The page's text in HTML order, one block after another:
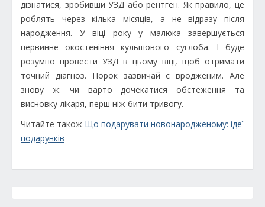
дізнатися, зробивши УЗД або рентген. Як правило, це
роблять через кілька місяців, а не відразу після
народження. У віці року у малюка завершується
первинне окостеніння кульшового суглоба. І буде
розумно провести УЗД в цьому віці, щоб отримати
точний діагноз. Порок зазвичай є вродженим. Але
знову ж: чи варто дочекатися обстеження та
висновку лікаря, перш ніж бити тривогу.
Читайте також Що подарувати новонародженому: ідеї
подарунків